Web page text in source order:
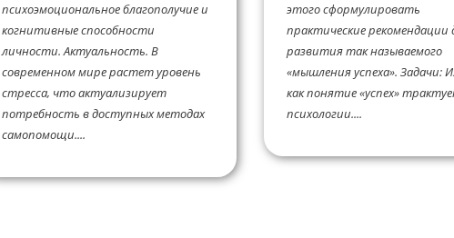
психоэмоциональное благополучие и
когнитивные способности
личности. Актуальность. В
современном мире растет уровень
стресса, что актуализирует
потребность в доступных методах
самопомощи....
этого сформулировать
практические рекомендации
развития так называемого
«мышления успеха». Задачи:
как понятие «успех»
психологии....